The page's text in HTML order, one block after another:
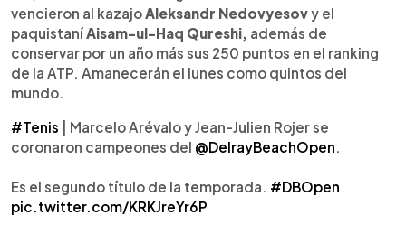
vencieron al kazajoAleksandr Nedovyesovy el
paquistaníAisam-ul-Haq Qureshi, además de
conservar por un año más sus 250 puntos en el ranking
de la ATP. Amanecerán el lunes como quintos del
mundo.
#Tenis | Marcelo Arévalo y Jean-Julien Rojer se
coronaron campeones del @DelrayBeachOpen.
Es el segundo título de la temporada. #DBOpen
pic.twitter.com/KRKJreYr6P